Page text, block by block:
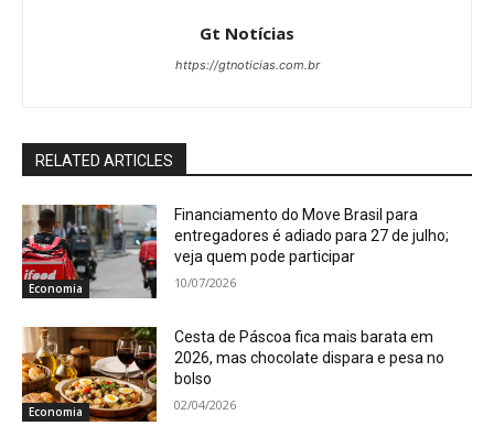
Gt Notícias
https://gtnoticias.com.br
RELATED ARTICLES
Economia
Financiamento do Move Brasil para
entregadores é adiado para 27 de julho;
veja quem pode participar
10/07/2026
Economia
Cesta de Páscoa fica mais barata em
2026, mas chocolate dispara e pesa no
bolso
02/04/2026